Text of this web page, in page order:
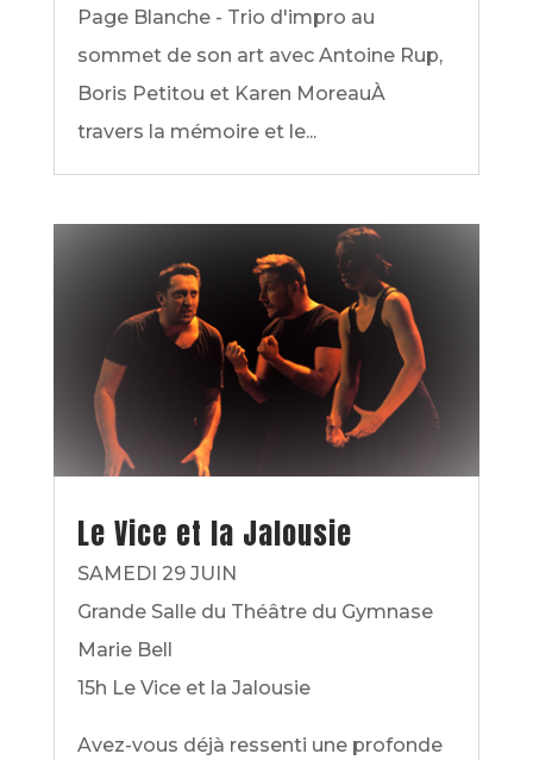
Page Blanche - Trio d'impro au
sommet de son art avec Antoine Rup,
Boris Petitou et Karen MoreauÀ
travers la mémoire et le...
Le Vice et la Jalousie
SAMEDI 29 JUIN
Grande Salle du Théâtre du Gymnase
Marie Bell
15h Le Vice et la Jalousie
Avez-vous déjà ressenti une profonde